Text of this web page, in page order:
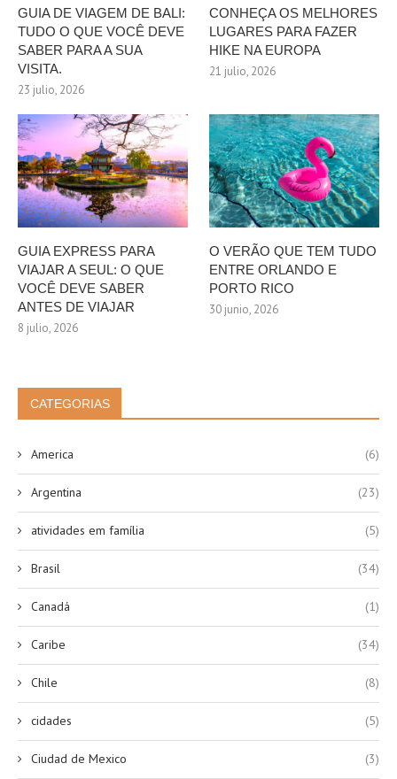
GUIA DE VIAGEM DE BALI:
TUDO O QUE VOCÊ DEVE
SABER PARA A SUA
VISITA.
23 julio, 2026
CONHEÇA OS MELHORES
LUGARES PARA FAZER
HIKE NA EUROPA
21 julio, 2026
GUIA EXPRESS PARA
VIAJAR A SEUL: O QUE
VOCÊ DEVE SABER
ANTES DE VIAJAR
8 julio, 2026
O VERÃO QUE TEM TUDO
ENTRE ORLANDO E
PORTO RICO
30 junio, 2026
CATEGORIAS
America (6)
Argentina (23)
atividades em família (5)
Brasil (34)
Canadá (1)
Caribe (34)
Chile (8)
cidades (5)
Ciudad de Mexico (3)